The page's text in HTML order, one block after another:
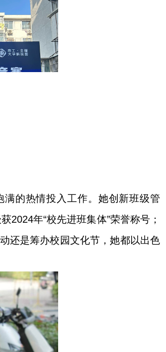
的热情投入工作。她创新班级管
2024年“校先进班集体”荣誉称号；
还是筹办校园文化节，她都以出色